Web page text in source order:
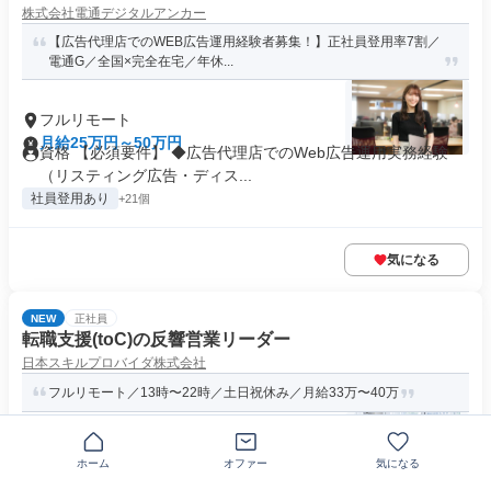
株式会社電通デジタルアンカー
【広告代理店でのWEB広告運用経験者募集！】正社員登用率7割／
電通G／全国×完全在宅／年休...
フルリモート
月給25万円～50万円
資格 【必須要件】 ◆広告代理店でのWeb広告運用実務経験
（リスティング広告・ディス...
社員登用あり +21個
気になる
NEW 正社員
転職支援(toC)の反響営業リーダー
日本スキルプロバイダ株式会社
フルリモート／13時〜22時／土日祝休み／月給33万〜40万
フルリモート
ホーム オファー 気になる